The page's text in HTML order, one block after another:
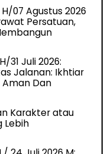
07 Agustus 2026
Persatuan,
31 Juli 2026:
Jalanan: Ikhtiar
Dan
Karakter atau
Lebih